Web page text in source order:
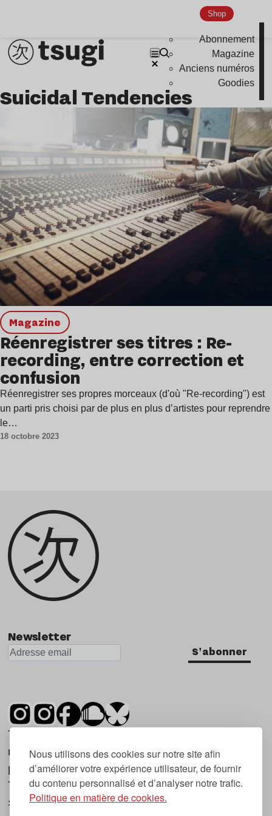
Nous utilisons des cookies sur notre site afin
d’améliorer votre expérience utilisateur, de fournir
du contenu personnalisé et d’analyser notre trafic.
Politique en matière de cookies.
Shop
Abonnement
Magazine
Anciens numéros
Goodies
Suicidal Tendencies
magazine
Réenregistrer ses titres : Re-
recording, entre correction et
confusion
Réenregistrer ses propres morceaux (d'où "Re-recording") est
un parti pris choisi par de plus en plus d’artistes pour reprendre
le…
18 octobre 2023
Newsletter
S'abonner
Tsugi est un mensuel indépendant sur la
musique et les nouvelles tendances, dont la
première parution date de 2007.
Tsugi en japonais signifie « prochain », « suivant
», ce qui correspond à la thématique du